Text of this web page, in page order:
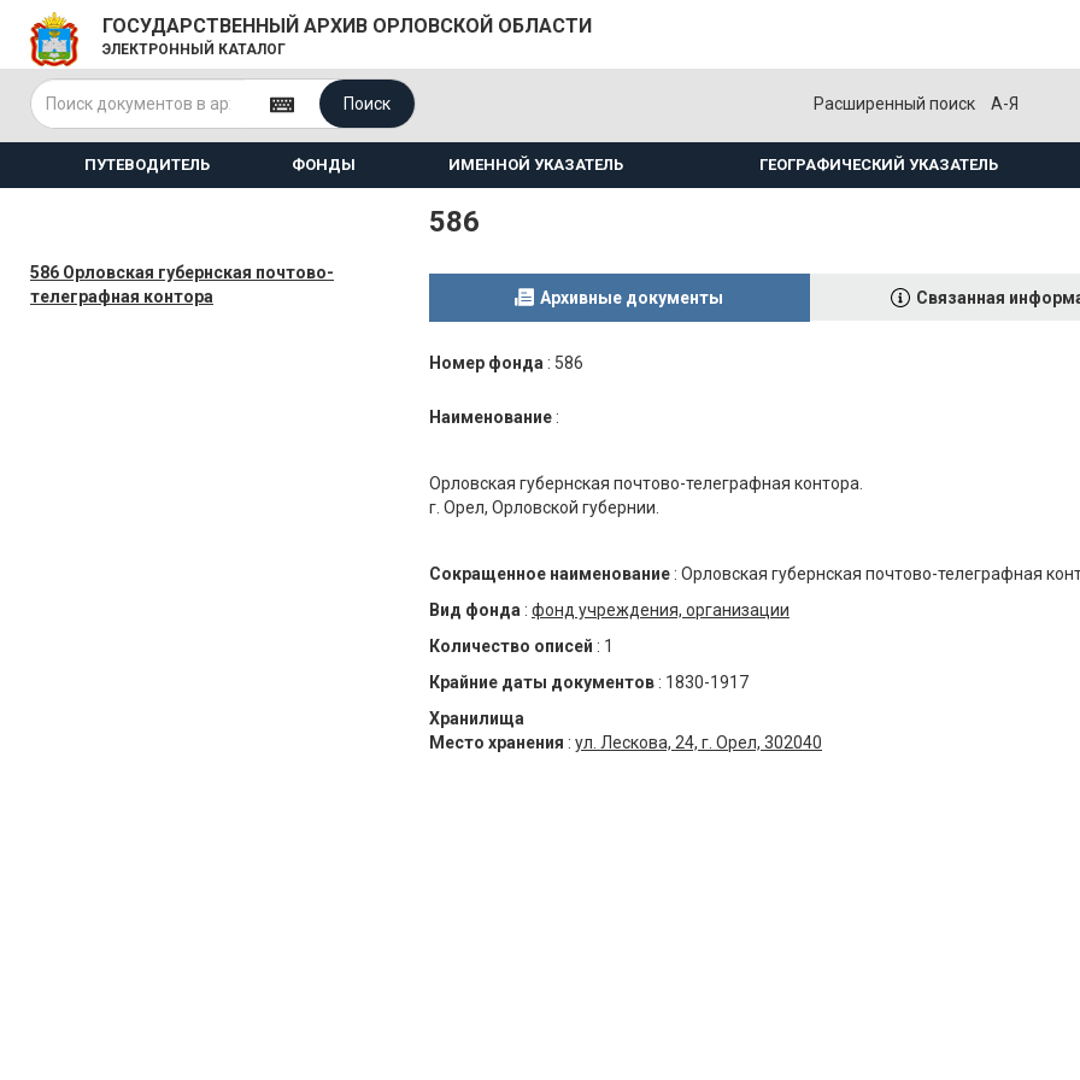
ГОСУДАРСТВЕННЫЙ АРХИВ ОРЛОВСКОЙ ОБЛАСТИ
ЭЛЕКТРОННЫЙ КАТАЛОГ
Поиск Расширенный поиск А-Я
ПУТЕВОДИТЕЛЬ ФОНДЫ ИМЕННОЙ УКАЗАТЕЛЬ ГЕОГРАФИЧЕСКИЙ УКАЗАТЕЛЬ
586 Орловская губернская почтово-
телеграфная контора
586
Архивные документы Связанная
Номер фонда : 586
Наименование :
Орловская губернская почтово-телеграфная контора.
г. Орел, Орловской губернии.
Сокращенное наименование : Орловская губернская почтово-телеграфная
Вид фонда : фонд учреждения, организации
Количество описей : 1
Крайние даты документов : 1830-1917
Хранилища
Место хранения : ул. Лескова, 24, г. Орел, 302040